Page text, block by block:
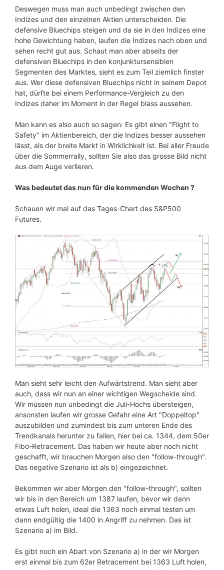
Deswegen muss man auch unbedingt zwischen den
Indizes und den einzelnen Aktien unterscheiden. Die
defensive Bluechips steigen und da sie in den Indizes eine
hohe Gewichtung haben, laufen die Indizes nach oben und
sehen recht gut aus. Schaut man aber abseits der
defensiven Bluechips in den konjunktursensiblen
Segmenten des Marktes, sieht es zum Teil ziemlich finster
aus. Wer diese defensiven Bluechips nicht in seinem Depot
hat, dürfte bei einem Performance-Vergleich zu den
Indizes daher im Moment in der Regel blass aussehen.
Man kann es also auch so sagen: Es gibt einen "Flight to
Safety" im Aktienbereich, der die Indizes besser aussehen
lässt, als der breite Markt in Wirklichkeit ist. Bei aller Freude
über die Sommerrally, sollten Sie also das grosse Bild nicht
aus dem Auge verlieren.
Was bedeutet das nun für die kommenden Wochen ?
Schauen wir mal auf das Tages-Chart des S&P500
Futures.
Man sieht sehr leicht den Aufwärtstrend. Man sieht aber
auch, dass wir nun an einer wichtigen Wegscheide sind.
Wir müssen nun unbedingt die Juli-Hochs übersteigen,
ansonsten laufen wir grosse Gefahr eine Art "Doppeltop"
auszubilden und zumindest bis zum unteren Ende des
Trendkanals herunter zu fallen, hier bei ca. 1344, dem 50er
Fibo-Retracement. Das haben wir heute aber noch nicht
geschafft, wir brauchen Morgen also den "follow-through".
Das negative Szenario ist als b) eingezeichnet.
Bekommen wir aber Morgen den "follow-through", sollten
wir bis in den Bereich um 1387 laufen, bevor wir dann
etwas Luft holen, ideal die 1363 noch einmal testen um
dann endgültig die 1400 in Angriff zu nehmen. Das ist
Szenario a) im Bild.
Es gibt noch ein Abart von Szenario a) in der wir Morgen
erst einmal bis zum 62er Retracement bei 1363 Luft holen,